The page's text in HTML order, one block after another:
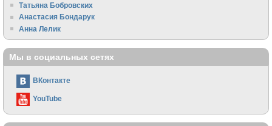
Татьяна Бобровских
Анастасия Бондарук
Анна Лелик
Мы в социальных сетях
ВКонтакте
YouTube